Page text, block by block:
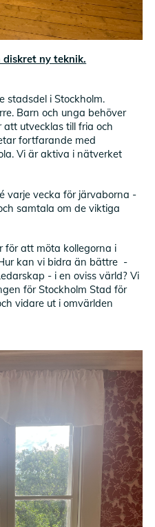
ny teknik.
stadsdel i Stockholm.
Barn och unga behöver
utvecklas till fria och
fortfarande med
Vi är aktiva i nätverket
varje vecka för järvaborna -
samtala om de viktiga
för att möta kollegorna i
kan vi bidra än bättre -
- i en oviss värld? Vi
för Stockholm Stad för
vidare ut i omvärlden